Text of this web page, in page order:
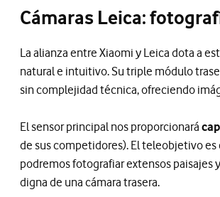
Cámaras Leica:
La alianza entre Xiaomi y Leica dota a
natural e intuitivo. Su triple módulo
sin complejidad técnica, ofreciendo
El sensor principal nos proporcionará
de sus competidores). El teleobjetivo
podremos fotografiar extensos paisajes
digna de una cámara trasera.